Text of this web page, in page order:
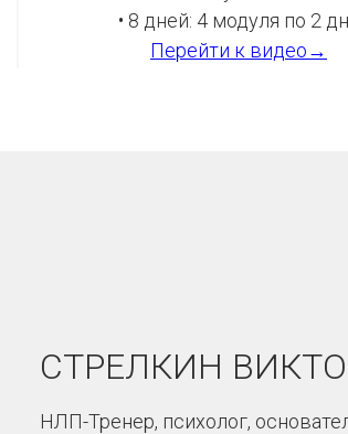
• 8 дней: 4 модуля по 2
Перейти к видео→
СТРЕЛКИН
НЛП-Тренер, психолог,